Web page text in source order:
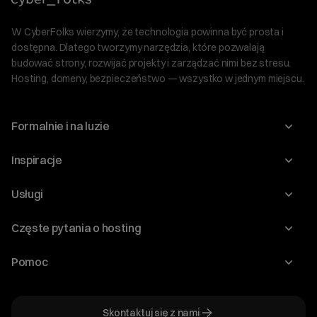
W CyberFolks wierzymy, że technologia powinna być prosta i
dostępna. Dlatego tworzymy narzędzia, które pozwalają
budować strony, rozwijać projekty i zarządzać nimi bez stresu.
Hosting, domeny, bezpieczeństwo — wszystko w jednym miejscu.
Formalnie i na luzie
O nas
Program Korzyści dla Inwestorów
Regulaminy i specyfikacje
Inspiracje
Blog
WordPress
Audyt stron
Usługi
Domeny
Częste pytania o hosting
Jak przenieść stronę?
Pomoc
Skontaktuj się z nami